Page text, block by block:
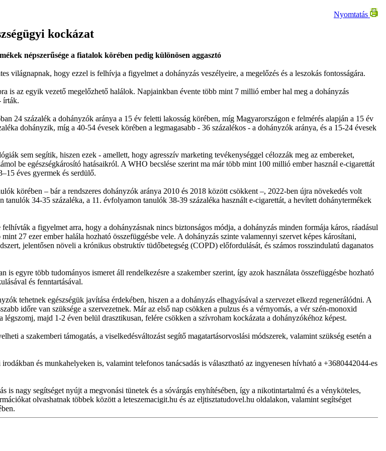
Nyomtatás
kockázat
népszerűsége a fiatalok körében pedig különösen aggasztó
világnapnak, hogy ezzel is felhívja a figyelmet a dohányzás veszélyeire, a megelőzés és a leszokás fontosságára.
is az egyik vezető megelőzhető halálok. Napjainkban évente több mint 7 millió ember hal meg a dohányzás
írták.
24 százalék a dohányzók aránya a 15 év feletti lakosság körében, míg Magyarországon e felmérés alapján a 15 év
dohányzik, míg a 40-54 évesek körében a legmagasabb - 36 százalékos - a dohányzók aránya, és a 15-24 évesek
sem segítik, hiszen ezek - amellett, hogy agresszív marketing tevékenységgel célozzák meg az embereket,
be egészségkárosító hatásaikról. A WHO becslése szerint ma már több mint 100 millió ember használ e-cigarettát
éves gyermek és serdülő.
körében – bár a rendszeres dohányzók aránya 2010 és 2018 között csökkent –, 2022-ben újra növekedés volt
34-35 százaléka, a 11. évfolyamon tanulók 38-39 százaléka használt e-cigarettát, a hevített dohánytermékek
a figyelmet arra, hogy a dohányzásnak nincs biztonságos módja, a dohányzás minden formája káros, ráadásul
27 ezer ember halála hozható összefüggésbe vele. A dohányzás szinte valamennyi szervet képes károsítani,
jelentősen növeli a krónikus obstruktív tüdőbetegség (COPD) előfordulását, és számos rosszindulatú daganatos
egyre több tudományos ismeret áll rendelkezésre a szakember szerint, így azok használata összefüggésbe hozható
és fenntartásával.
tehetnek egészségük javítása érdekében, hiszen a a dohányzás elhagyásával a szervezet elkezd regenerálódni. A
időre van szüksége a szervezetnek. Már az első nap csökken a pulzus és a vérnyomás, a vér szén-monoxid
majd 1-2 éven belül drasztikusan, felére csökken a szívroham kockázata a dohányzókéhoz képest.
a szakemberi támogatás, a viselkedésváltozást segítő magatartásorvoslási módszerek, valamint szükség esetén a
és munkahelyeken is, valamint telefonos tanácsadás is választható az ingyenesen hívható a +3680442044-es
is nagy segítséget nyújt a megvonási tünetek és a sóvárgás enyhítésében, így a nikotintartalmú és a vényköteles,
olvashatnak többek között a leteszemacigit.hu és az eljtisztatudovel.hu oldalakon, valamint segítséget